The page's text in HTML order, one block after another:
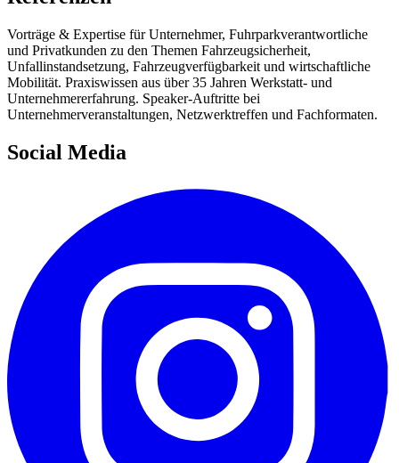
Vorträge & Expertise für Unternehmer, Fuhrparkverantwortliche
und Privatkunden zu den Themen Fahrzeugsicherheit,
Unfallinstandsetzung, Fahrzeugverfügbarkeit und wirtschaftliche
Mobilität. Praxiswissen aus über 35 Jahren Werkstatt- und
Unternehmererfahrung. Speaker-Auftritte bei
Unternehmerveranstaltungen, Netzwerktreffen und Fachformaten.
Social Media